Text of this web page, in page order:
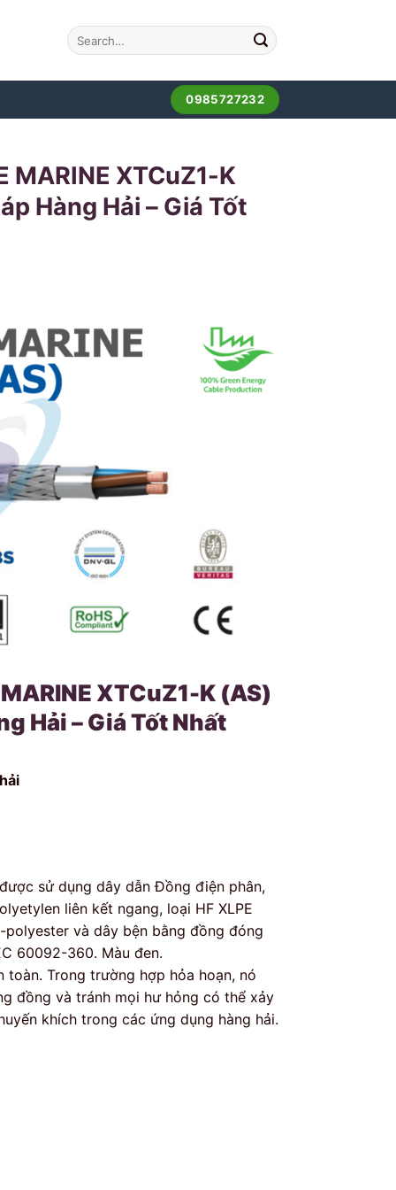
0985727232
MARINE XTCuZ1-K
Hàng Hải – Giá Tốt
XTCuZ1-K (AS)
Hải – Giá Tốt Nhất
sử dụng dây dẫn Đồng điện phân,
liên kết ngang, loại HF XLPE
và dây bện bằng đồng đóng
60092-360. Màu đen.
toàn. Trong trường hợp hỏa hoạn, nó
đồng và tránh mọi hư hỏng có thể xảy
khích trong các ứng dụng hàng hải.